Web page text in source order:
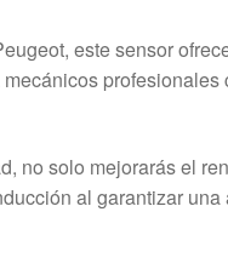
este sensor
no solo mejorarás el
al garantizar